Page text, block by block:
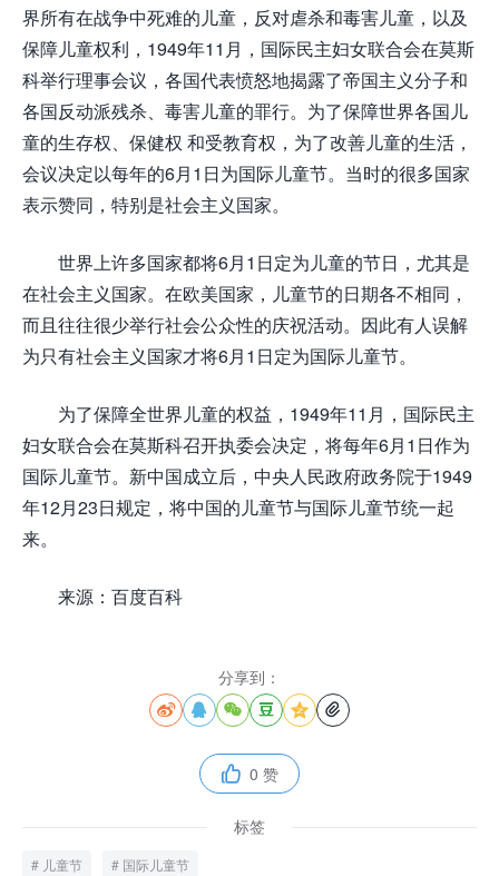
界所有在战争中死难的儿童，反对虐杀和毒害儿童，以及
保障儿童权利，1949年11月，国际民主妇女联合会在莫斯
科举行理事会议，各国代表愤怒地揭露了帝国主义分子和
各国反动派残杀、毒害儿童的罪行。为了保障世界各国儿
童的生存权、保健权 和受教育权，为了改善儿童的生活，
会议决定以每年的6月1日为国际儿童节。当时的很多国家
表示赞同，特别是社会主义国家。
世界上许多国家都将6月1日定为儿童的节日，尤其是
在社会主义国家。在欧美国家，儿童节的日期各不相同，
而且往往很少举行社会公众性的庆祝活动。因此有人误解
为只有社会主义国家才将6月1日定为国际儿童节。
为了保障全世界儿童的权益，1949年11月，国际民主
妇女联合会在莫斯科召开执委会决定，将每年6月1日作为
国际儿童节。新中国成立后，中央人民政府政务院于1949
年12月23日规定，将中国的儿童节与国际儿童节统一起
来。
来源：百度百科
分享到：
     
 0 赞
标签
儿童节 国际儿童节